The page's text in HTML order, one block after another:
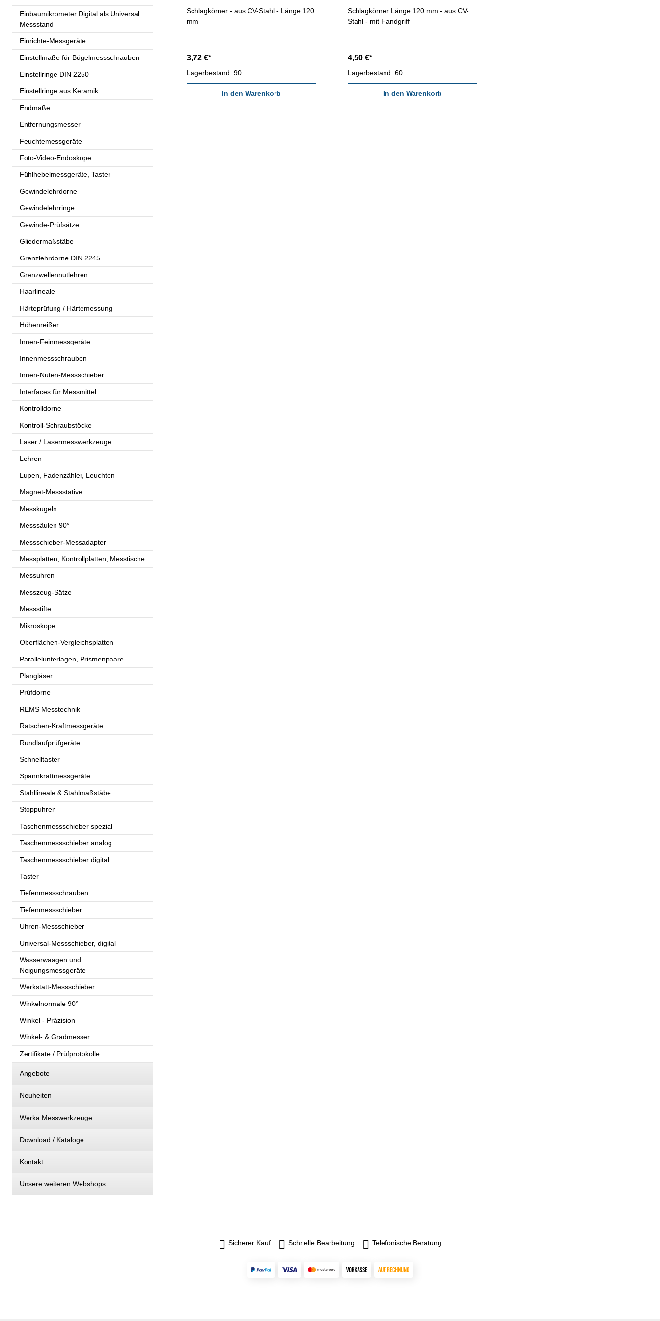
Einbaumikrometer Digital als Universal
Messstand
Einrichte-Messgeräte
Einstellmaße für Bügelmessschrauben
Einstellringe DIN 2250
Einstellringe aus Keramik
Endmaße
Entfernungsmesser
Feuchtemessgeräte
Foto-Video-Endoskope
Fühlhebelmessgeräte, Taster
Gewindelehrdorne
Gewindelehrringe
Gewinde-Prüfsätze
Gliedermaßstäbe
Grenzlehrdorne DIN 2245
Grenzwellennutlehren
Haarlineale
Härteprüfung / Härtemessung
Höhenreißer
Innen-Feinmessgeräte
Innenmessschrauben
Innen-Nuten-Messschieber
Interfaces für Messmittel
Kontrolldorne
Kontroll-Schraubstöcke
Laser / Lasermesswerkzeuge
Lehren
Lupen, Fadenzähler, Leuchten
Magnet-Messstative
Messkugeln
Messsäulen 90°
Messschieber-Messadapter
Messplatten, Kontrollplatten, Messtische
Messuhren
Messzeug-Sätze
Messstifte
Mikroskope
Oberflächen-Vergleichsplatten
Parallelunterlagen, Prismenpaare
Plangläser
Prüfdorne
REMS Messtechnik
Ratschen-Kraftmessgeräte
Rundlaufprüfgeräte
Schnelltaster
Spannkraftmessgeräte
Stahllineale & Stahlmaßstäbe
Stoppuhren
Taschenmessschieber spezial
Taschenmessschieber analog
Taschenmessschieber digital
Taster
Tiefenmessschrauben
Tiefenmessschieber
Uhren-Messschieber
Universal-Messschieber, digital
Wasserwaagen und
Neigungsmessgeräte
Werkstatt-Messschieber
Winkelnormale 90°
Winkel - Präzision
Winkel- & Gradmesser
Zertifikate / Prüfprotokolle
Angebote
Neuheiten
Werka Messwerkzeuge
Download / Kataloge
Kontakt
Unsere weiteren Webshops
Schlagkörner - aus CV-Stahl - Länge 120
mm
3,72 €*
Lagerbestand: 90
In den Warenkorb
Schlagkörner Länge 120 mm - aus CV-
Stahl - mit Handgriff
4,50 €*
Lagerbestand: 60
In den Warenkorb
Sicherer Kauf Schnelle Bearbeitung Telefonische Beratung